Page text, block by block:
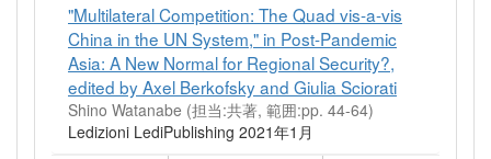
"Multilateral Competition: The Quad vis-a-vis
China in the UN System," in Post-Pandemic
Asia: A New Normal for Regional Security?,
edited by Axel Berkofsky and Giulia Sciorati
Shino Watanabe (担当:共著, 範囲:pp. 44-64)
Ledizioni LediPublishing 2021年1月